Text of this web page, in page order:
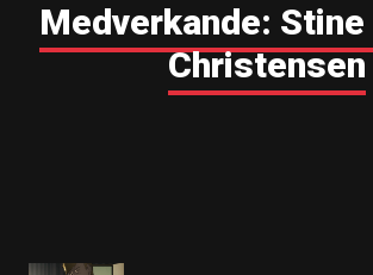
Medverkande:
Christensen